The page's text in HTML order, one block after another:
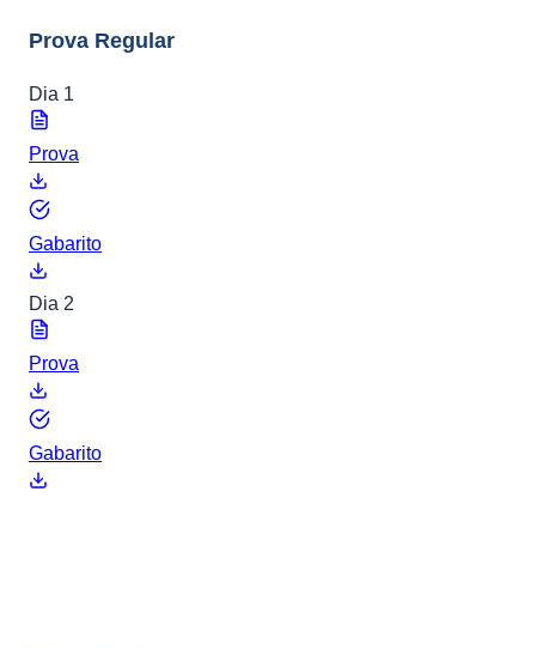
Prova Regular
Dia 1
Prova
Gabarito
Dia 2
Prova
Gabarito